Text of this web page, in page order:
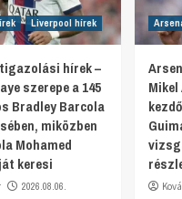
Liverpool hírek
hírek –
szerepe a 145
Bradley Barcola
miközben
Mohamed
keresi
2026.08.06.